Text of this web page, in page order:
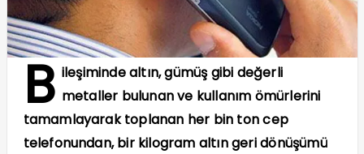
B ileşiminde altın, gümüş gibi değerli
metaller bulunan ve kullanım ömürlerini
tamamlayarak toplanan her bin ton cep
telefonundan, bir kilogram altın geri dönüşümü